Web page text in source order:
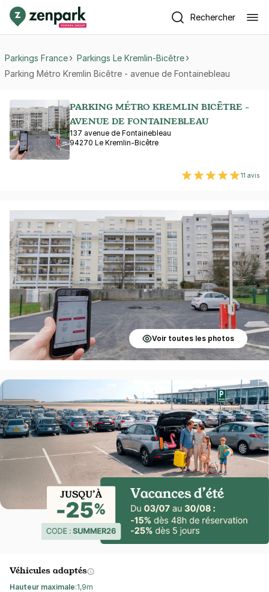
Rechercher
Parkings France
Parkings Le Kremlin-Bicêtre
Parking Métro Kremlin Bicêtre - avenue de Fontainebleau
PARKING MÉTRO KREMLIN BICÊTRE -
AVENUE DE FONTAINEBLEAU
137 avenue de Fontainebleau
94270 Le Kremlin-Bicêtre
11 avis
Voir toutes les photos
Véhicules adaptés
Hauteur maximale:1,9m